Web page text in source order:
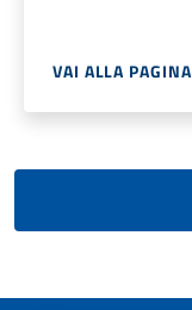
VAI ALLA PAGINA